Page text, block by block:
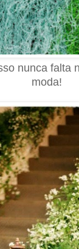
nunca falta
moda!